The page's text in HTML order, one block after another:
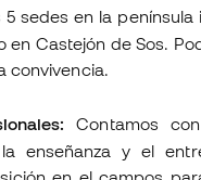
sedes en la
en Castejón de Sos.
convivencia.
Contamos
enseñanza y el